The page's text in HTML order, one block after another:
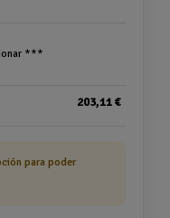
***
203,11 €
para poder